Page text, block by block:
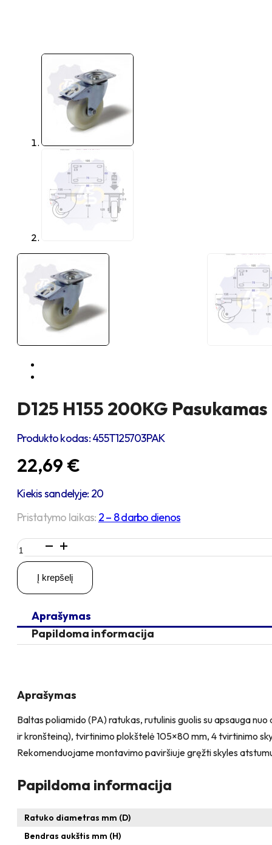
D125 H155 200KG
Produkto kodas:455T125703PAK
22,69 €
Kiekis sandelyje: 20
Pristatymo laikas: 2 – 8 darbo dienos
produkto
kiekis:
D125
H155
200KG
ratukas
su
stabdžiu,
Į krepšelį
Aprašymas
Papildoma informacija
Aprašymas
Baltas poliamido (PA) ratukas, rutulinis guolis su apsauga
ir kronšteiną), tvirtinimo plokštelė 105×80 mm, 4 tvirtinimo
Rekomenduojame montavimo paviršiuje gręžti skyles
Papildoma informacija
Ratuko diametras mm (D)
Bendras aukštis mm (H)